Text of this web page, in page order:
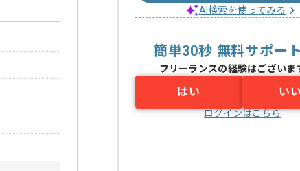
AI検索を使ってみる
簡単30秒 無料サポー
フリーランスの経験はございま
はい い
ログインはこちら